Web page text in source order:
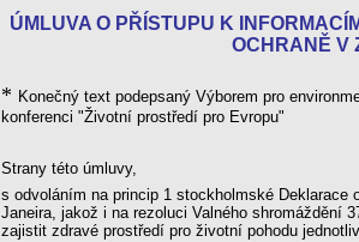
ÚMLUVA O PŘÍSTUPU K
OCHRANĚ V
* Konečný text podepsaný Výborem pro
konferenci "Životní prostředí pro Evropu"
Strany této úmluvy,
s odvoláním na princip 1 stockholmské
Janeira, jakož i na rezoluci Valného shromáždění
zajistit zdravé prostředí pro životní pohodu